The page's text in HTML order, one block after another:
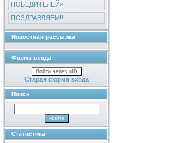
ПОБЕДИТЕЛЕЙ»
ПОЗДРАВЛЯЕМ!!!
Новостная рассылка
Форма входа
Войти через uID
Старая форма входа
Поиск
Статистика